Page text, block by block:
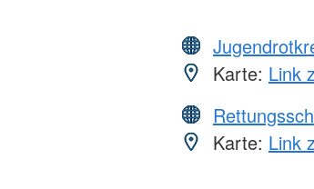
Karte: Link
Karte: Link